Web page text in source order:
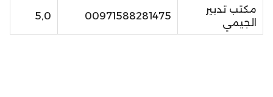
مكتب تدبير
الجيمي
00971588281475
5,0